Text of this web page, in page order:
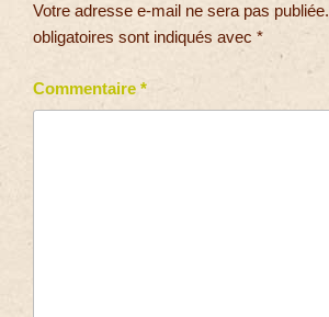
Votre adresse e-mail ne sera pas publiée.
obligatoires sont indiqués avec *
Commentaire *